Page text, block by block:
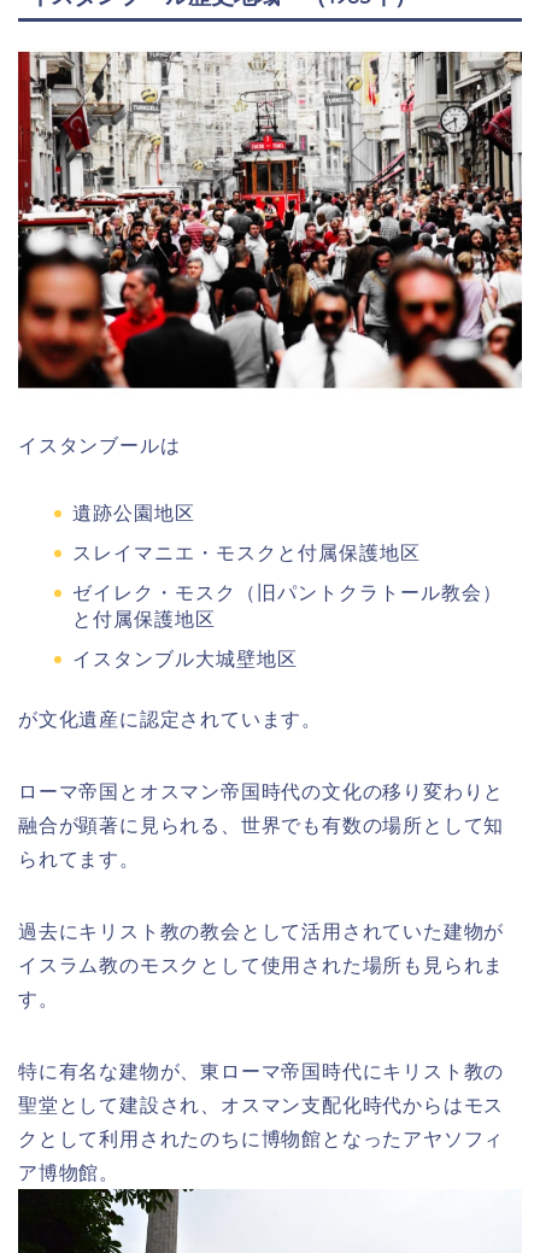
イスタンブールは
遺跡公園地区
スレイマニエ・モスクと付属保護地区
ゼイレク・モスク（旧パントクラトール教会）
と付属保護地区
イスタンブル大城壁地区
が文化遺産に認定されています。
ローマ帝国とオスマン帝国時代の文化の移り変わりと
融合が顕著に見られる、世界でも有数の場所として知
られてます。
過去にキリスト教の教会として活用されていた建物が
イスラム教のモスクとして使用された場所も見られま
す。
特に有名な建物が、東ローマ帝国時代にキリスト教の
聖堂として建設され、オスマン支配化時代からはモス
クとして利用されたのちに博物館となったアヤソフィ
ア博物館。